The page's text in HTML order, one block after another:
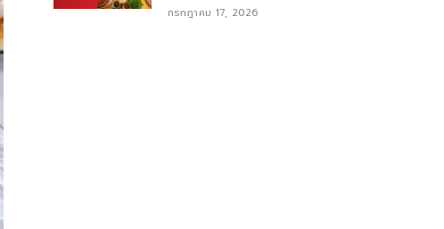
กรกฎาคม 17, 2026